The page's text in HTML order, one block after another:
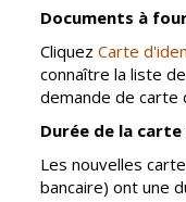
Pharmacies
garde
Documents à
CliquezCarte
connaître la liste
demande de carte
Durée de la
Les nouvelles
bancaire) ont une